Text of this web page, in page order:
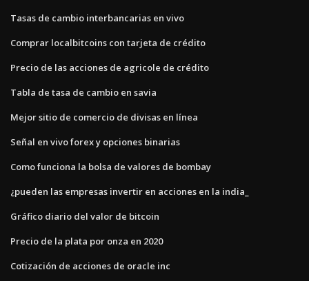
Tasas de cambio interbancarias en vivo
Comprar localbitcoins con tarjeta de crédito
Precio de las acciones de agricole de crédito
Tabla de tasa de cambio en savia
Mejor sitio de comercio de divisas en línea
Señal en vivo forex y opciones binarias
Como funciona la bolsa de valores de bombay
¿pueden las empresas invertir en acciones en la india_
Gráfico diario del valor de bitcoin
Precio de la plata por onza en 2020
Cotización de acciones de oracle inc